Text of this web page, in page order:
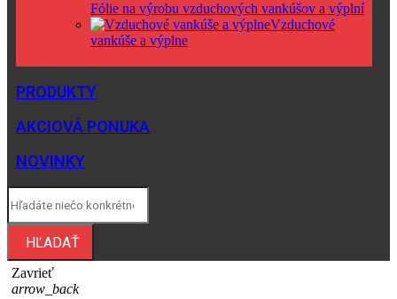
Fólie na výrobu vzduchových vankúšov a výplní
Vzduchové
vankúše a výplne
PRODUKTY
AKCIOVÁ PONUKA
NOVINKY
HĽADAŤ
Zavrieť
arrow_back